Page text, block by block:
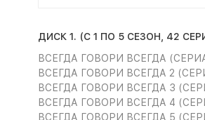
ДИСК 1. (С 1 ПО 5 СЕЗОН, 42
ВСЕГДА ГОВОРИ ВСЕГДА
ВСЕГДА ГОВОРИ ВСЕГДА 2
ВСЕГДА ГОВОРИ ВСЕГДА 3
ВСЕГДА ГОВОРИ ВСЕГДА 4
ВСЕГДА ГОВОРИ ВСЕГДА 5